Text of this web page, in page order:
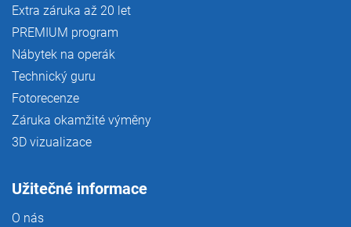
Extra záruka až 20 let
PREMIUM program
Nábytek na operák
Technický guru
Fotorecenze
Záruka okamžité výměny
3D vizualizace
Užitečné informace
O nás